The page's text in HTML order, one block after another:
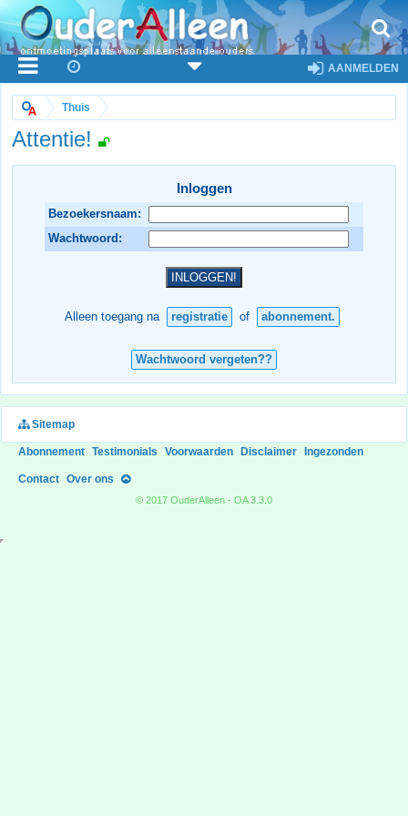
AANMELDEN
Thuis
Attentie!
Inloggen
Bezoekersnaam:
Wachtwoord:
Alleen toegang na registratie of abonnement.
Wachtwoord vergeten??
Sitemap
Abonnement Testimonials Voorwaarden Disclaimer Ingezonden
Contact Over ons
© 2017 OuderAlleen - OA 3.3.0